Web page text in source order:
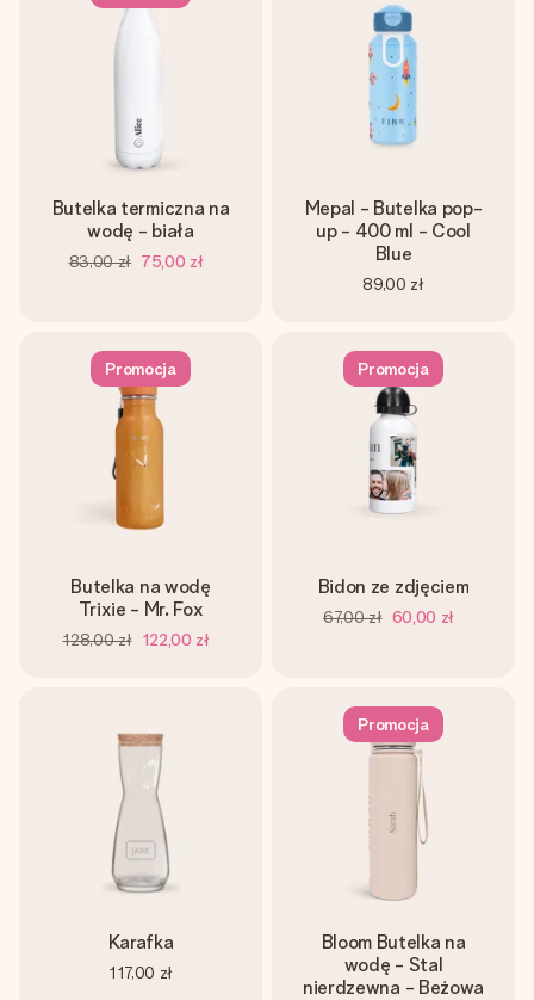
imieniem, swoim zdjęciem lub wiadomością, która naprawdę
poruszy serce. Bez problemu, po prostu ogrom miłości na
Butelka termiczna na
wodę - biała
83,00 zł 75,00 zł
Mepal - Butelka pop-
up - 400 ml - Cool
Blue
89,00 zł
Promocja
Butelka na wodę
Trixie - Mr. Fox
128,00 zł 122,00 zł
Promocja
Bidon ze zdjęciem
67,00 zł 60,00 zł
Karafka
117,00 zł
Promocja
Bloom Butelka na
wodę - Stal
nierdzewna - Beżowa